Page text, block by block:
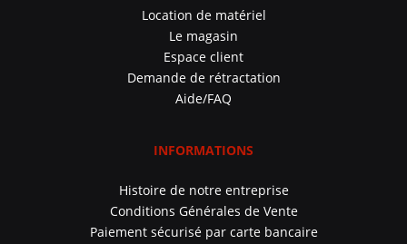
Location de matériel
Le magasin
Espace client
Demande de rétractation
Aide/FAQ
INFORMATIONS
Histoire de notre entreprise
Conditions Générales de Vente
Paiement sécurisé par carte bancaire